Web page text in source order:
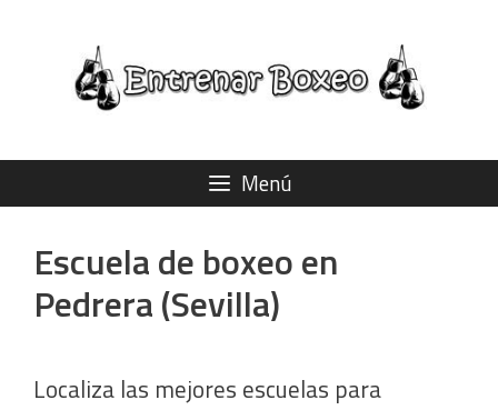
contenido
Menú
Escuela de boxeo en
Pedrera (Sevilla)
Localiza las mejores escuelas para